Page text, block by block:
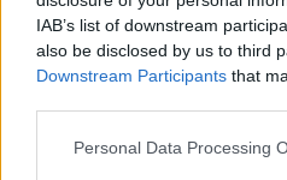
IAB’s list of downstream
also be disclosed by us to third
Downstream Participants that
Personal Data Processing